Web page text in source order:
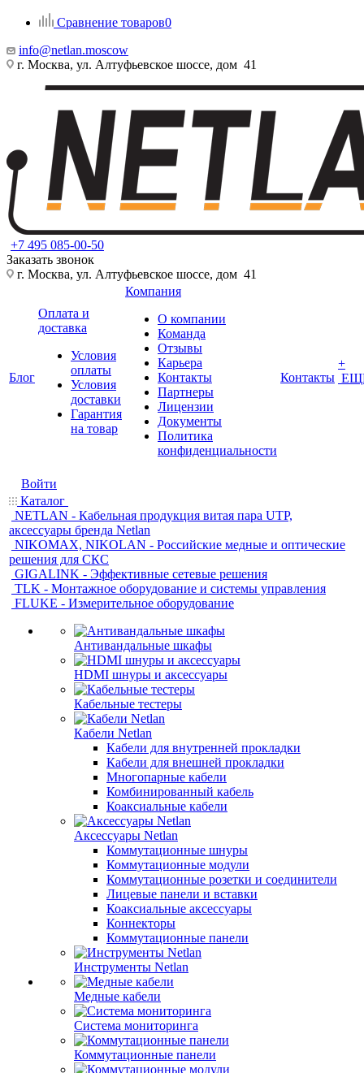
Сравнение товаров0
info@netlan.moscow
г. Москва, ул. Алтуфьевское шоссе, дом 41
+7 495 085-00-50
Заказать звонок
г. Москва, ул. Алтуфьевское шоссе, дом 41
Блог
Оплата и
доставка
Условия
оплаты
Условия
доставки
Гарантия
на товар
Компания
О компании
Команда
Отзывы
Карьера
Контакты
Партнеры
Лицензии
Документы
Политика
конфиденциальности
Контакты
+
Войти
Каталог
NETLAN - Кабельная продукция витая пара UTP,
аксессуары бренда Netlan
NIKOMAX, NIKOLAN - Российские медные и оптические
решения для СКС
GIGALINK - Эффективные сетевые решения
TLK - Монтажное оборудование и системы управления
FLUKE - Измерительное оборудование
Антивандальные шкафы
HDMI шнуры и аксессуары
Кабельные тестеры
Кабели Netlan
Кабели для внутренней прокладки
Кабели для внешней прокладки
Многопарные кабели
Комбинированный кабель
Коаксиальные кабели
Аксессуары Netlan
Коммутационные шнуры
Коммутационные модули
Коммутационные розетки и соединители
Лицевые панели и вставки
Коаксиальные аксессуары
Коннекторы
Коммутационные панели
Инструменты Netlan
Медные кабели
Система мониторинга
Коммутационные панели